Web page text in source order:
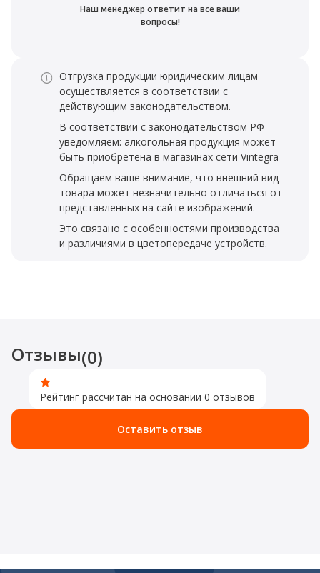
Наш менеджер ответит на все ваши
вопросы!
Отгрузка продукции юридическим лицам
осуществляется в соответствии с
действующим законодательством.
В соответствии с законодательством РФ
уведомляем: алкогольная продукция может
быть приобретена в магазинах сети Vintegra
Обращаем ваше внимание, что внешний вид
товара может незначительно отличаться от
представленных на сайте изображений.
Это связано с особенностями производства
и различиями в цветопередаче устройств.
Отзывы(0)
Рейтинг рассчитан на основании 0 отзывов
Оставить отзыв